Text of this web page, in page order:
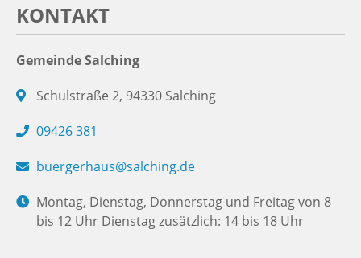
KONTAKT
Gemeinde Salching
Schulstraße 2, 94330 Salching
09426 381
buergerhaus@salching.de
Montag, Dienstag, Donnerstag und Freitag von 8
bis 12 Uhr Dienstag zusätzlich: 14 bis 18 Uhr